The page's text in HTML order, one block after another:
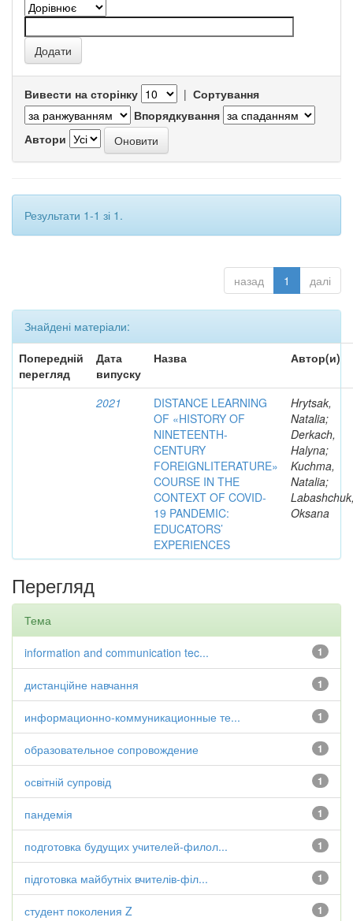
Вивести на сторінку | Сортування
Впорядкування
Автори
Результати 1-1 зі 1.
назад 1 далі
Знайдені матеріали:
Попередній
перегляд
Дата
випуску
Назва Автор(и)
2021
DISTANCE LEARNING
OF «HISTORY OF
NINETEENTH-
CENTURY
FOREIGNLITERATURE»
COURSE IN THE
CONTEXT OF COVID-
19 PANDEMIC:
EDUCATORS’
EXPERIENCES
Hrytsak,
Natalia;
Derkach,
Halyna;
Kuchma,
Natalia;
Oksana
Перегляд
Тема
1
information and communication tec...
1
дистанційне навчання
1
информационно-коммуникационные те...
1
образовательное сопровождение
1
освітній супровід
1
пандемія
1
подготовка будущих учителей-филол...
1
підготовка майбутніх вчителів-філ...
1
студент поколения Z